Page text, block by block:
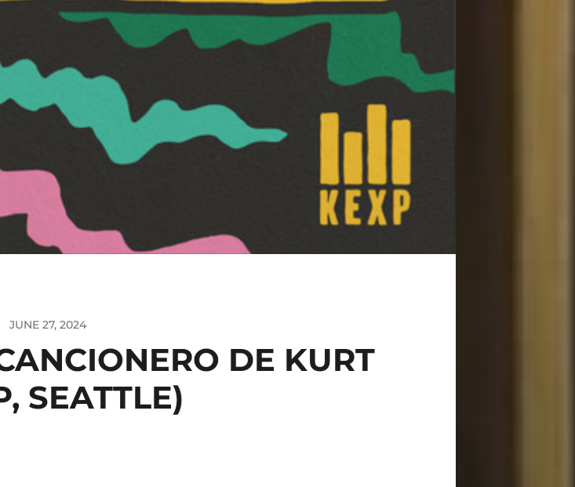
JUNE 27, 2024
DE KURT
SEATTLE)